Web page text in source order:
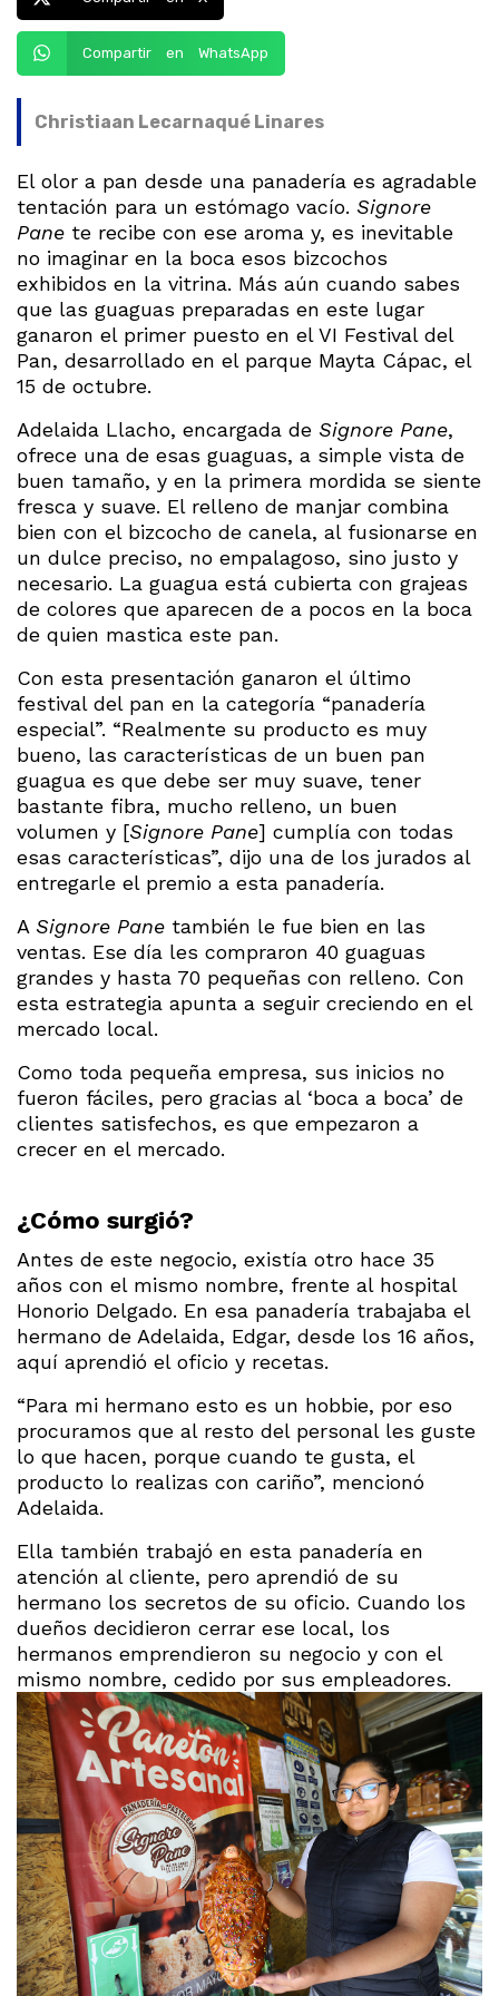
Compartir en WhatsApp
Christiaan Lecarnaqué Linares
El olor a pan desde una panadería es agradable
tentación para un estómago vacío. Signore
Pane te recibe con ese aroma y, es inevitable
no imaginar en la boca esos bizcochos
exhibidos en la vitrina. Más aún cuando sabes
que las guaguas preparadas en este lugar
ganaron el primer puesto en el VI Festival del
Pan, desarrollado en el parque Mayta Cápac, el
15 de octubre.
Adelaida Llacho, encargada de Signore Pane,
ofrece una de esas guaguas, a simple vista de
buen tamaño, y en la primera mordida se siente
fresca y suave. El relleno de manjar combina
bien con el bizcocho de canela, al fusionarse en
un dulce preciso, no empalagoso, sino justo y
necesario. La guagua está cubierta con grajeas
de colores que aparecen de a pocos en la boca
de quien mastica este pan.
Con esta presentación ganaron el último
festival del pan en la categoría “panadería
especial”. “Realmente su producto es muy
bueno, las características de un buen pan
guagua es que debe ser muy suave, tener
bastante fibra, mucho relleno, un buen
volumen y [Signore Pane] cumplía con todas
esas características”, dijo una de los jurados al
entregarle el premio a esta panadería.
A Signore Pane también le fue bien en las
ventas. Ese día les compraron 40 guaguas
grandes y hasta 70 pequeñas con relleno. Con
esta estrategia apunta a seguir creciendo en el
mercado local.
Como toda pequeña empresa, sus inicios no
fueron fáciles, pero gracias al ‘boca a boca’ de
clientes satisfechos, es que empezaron a
crecer en el mercado.
¿Cómo surgió?
Antes de este negocio, existía otro hace 35
años con el mismo nombre, frente al hospital
Honorio Delgado. En esa panadería trabajaba el
hermano de Adelaida, Edgar, desde los 16 años,
aquí aprendió el oficio y recetas.
“Para mi hermano esto es un hobbie, por eso
procuramos que al resto del personal les guste
lo que hacen, porque cuando te gusta, el
producto lo realizas con cariño”, mencionó
Adelaida.
Ella también trabajó en esta panadería en
atención al cliente, pero aprendió de su
hermano los secretos de su oficio. Cuando los
dueños decidieron cerrar ese local, los
hermanos emprendieron su negocio y con el
mismo nombre, cedido por sus empleadores.